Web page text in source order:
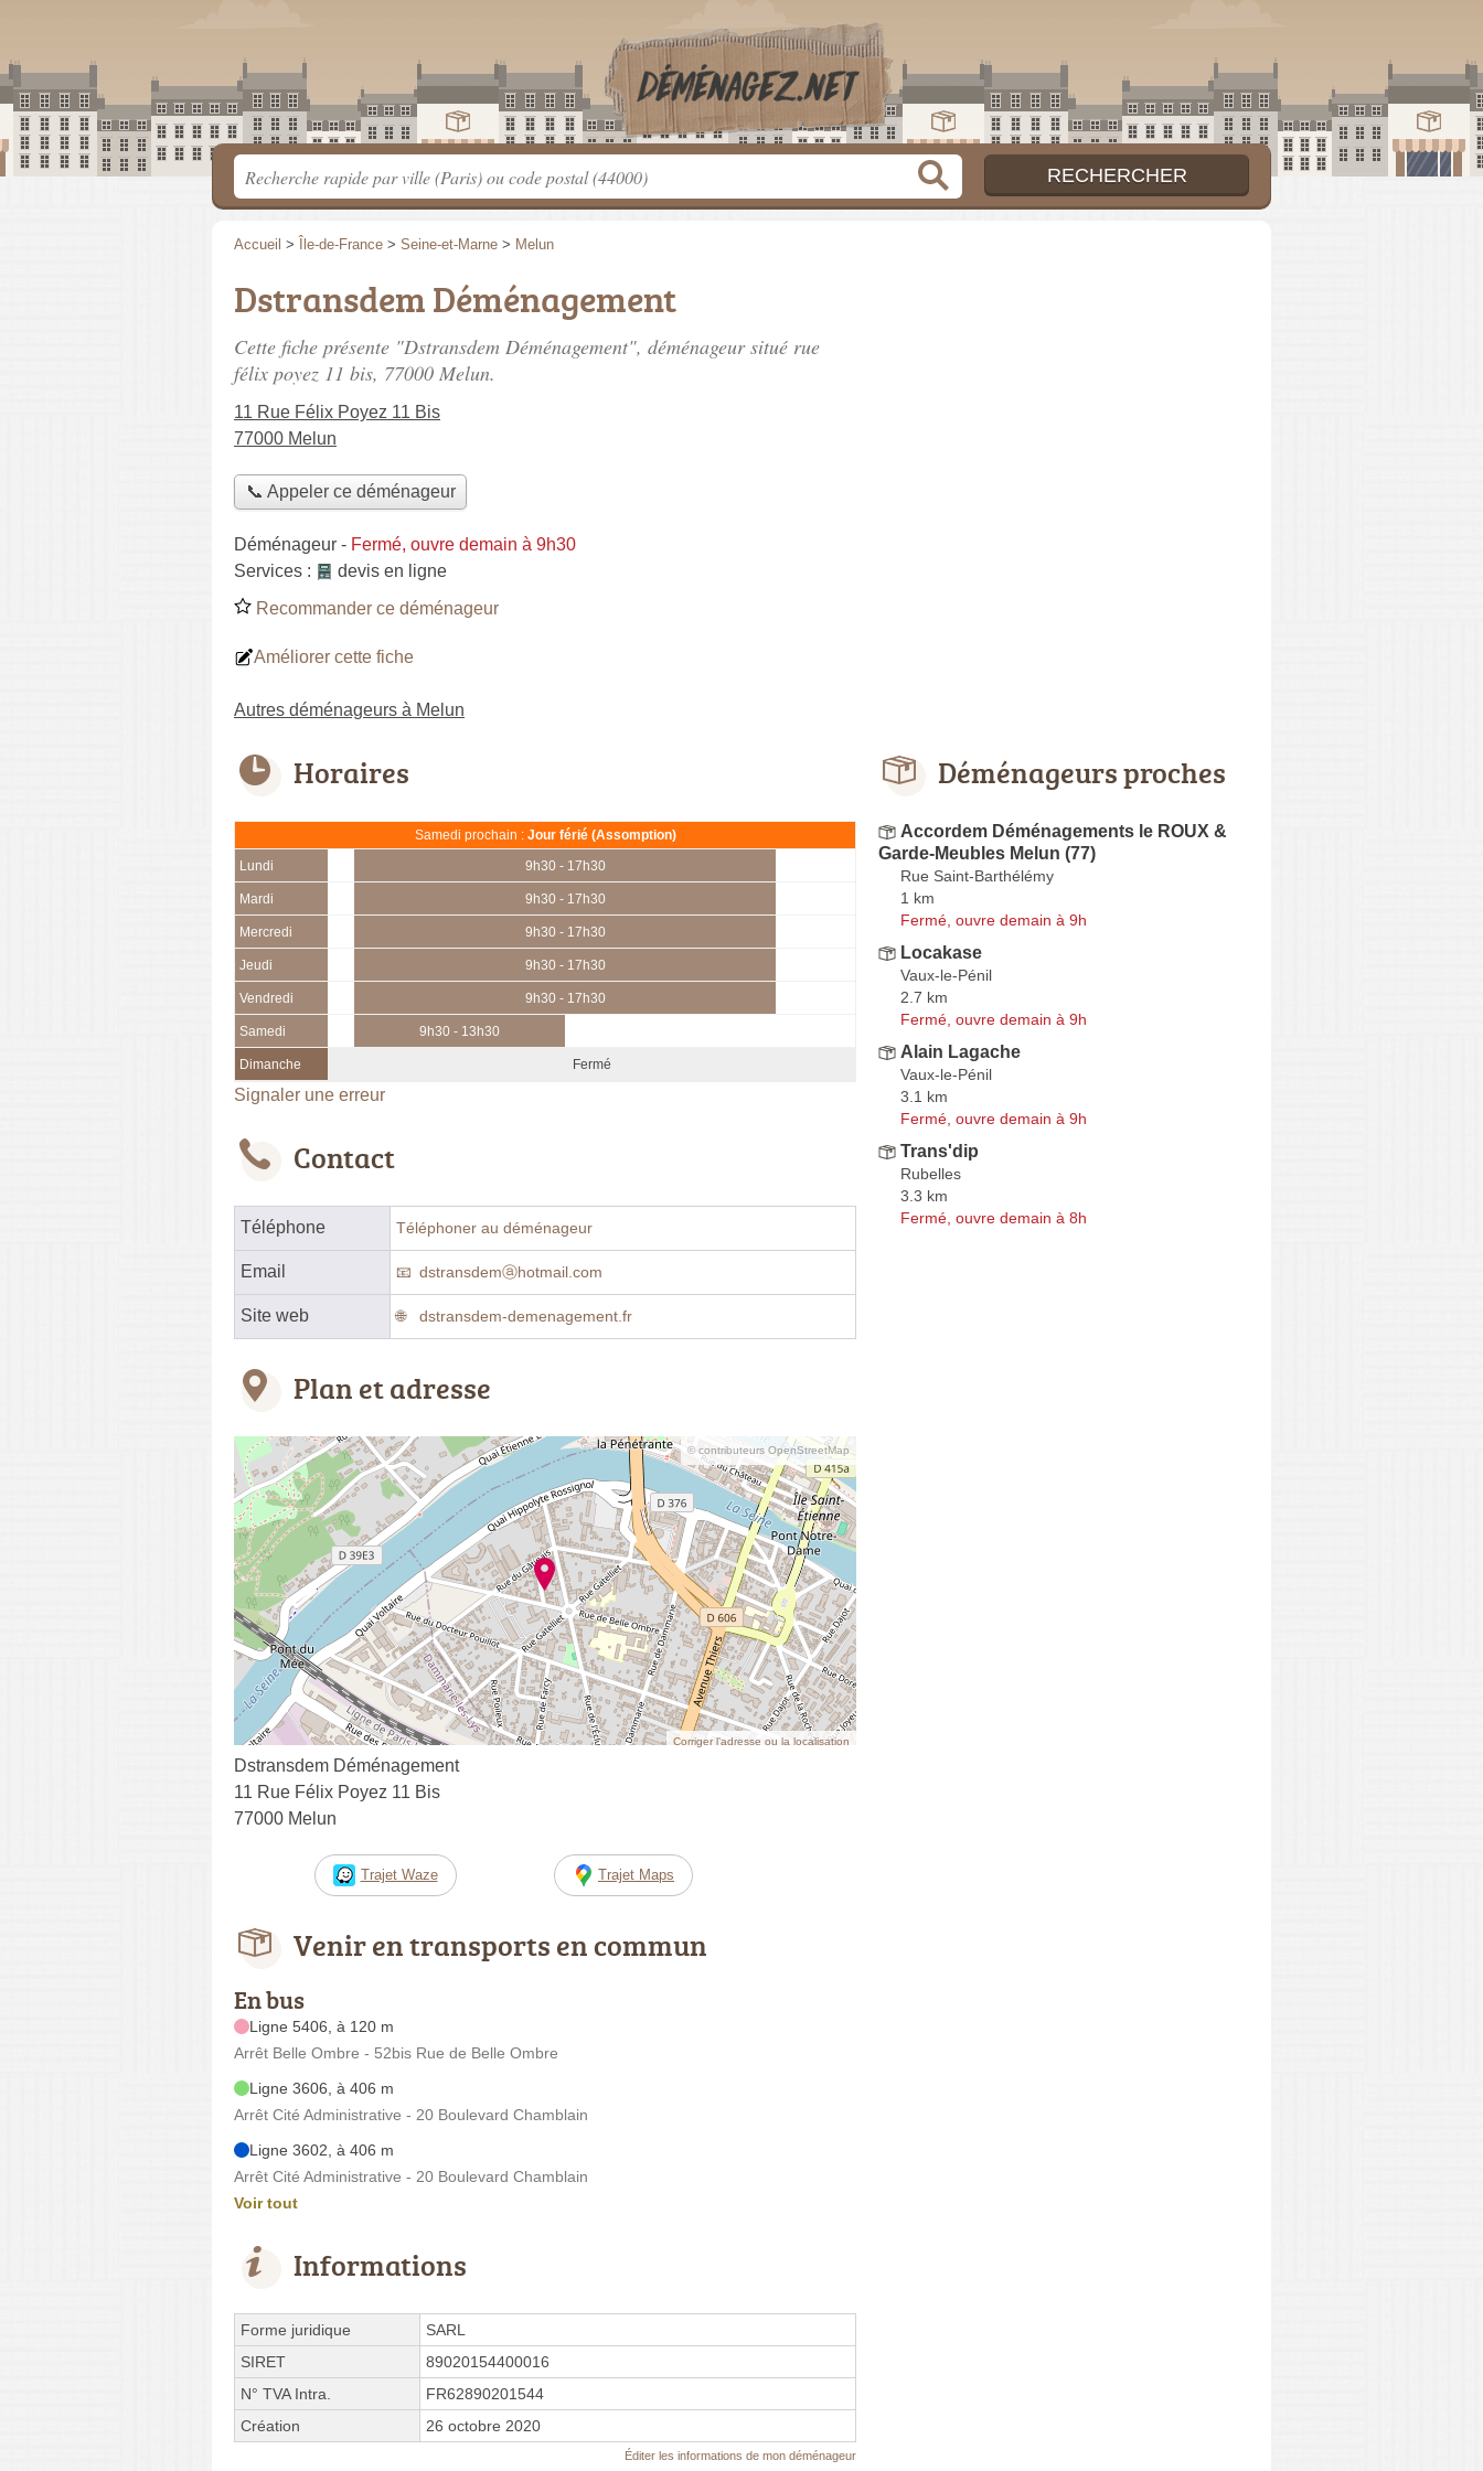
Accueil > Île-de-France > Seine-et-Marne > Melun
Dstransdem Déménagement
Cette fiche présente "Dstransdem Déménagement", déménageur situé rue
félix poyez 11 bis, 77000 Melun.
11 Rue Félix Poyez 11 Bis
77000 Melun
📞 Appeler ce déménageur
Déménageur - Fermé, ouvre demain à 9h30
Services :
devis en ligne
Recommander ce déménageur
Améliorer cette fiche
Autres déménageurs à Melun
Horaires
Samedi prochain : Jour férié (Assomption)
Lundi 9h30 - 17h30
Mardi 9h30 - 17h30
Mercredi 9h30 - 17h30
Jeudi 9h30 - 17h30
Vendredi 9h30 - 17h30
Samedi 9h30 - 13h30
Dimanche Fermé
Signaler une erreur
Contact
Téléphone Téléphoner au déménageur
Email dstransdemⓐhotmail.com
Site web dstransdem-demenagement.fr
Plan et adresse
© contributeurs OpenStreetMap
Corriger l’adresse ou la localisation
Dstransdem Déménagement
11 Rue Félix Poyez 11 Bis
77000 Melun
Trajet Waze Trajet Maps
Venir en transports en commun
En bus
Ligne 5406, à 120 m
Arrêt Belle Ombre - 52bis Rue de Belle Ombre
Ligne 3606, à 406 m
Arrêt Cité Administrative - 20 Boulevard Chamblain
Ligne 3602, à 406 m
Arrêt Cité Administrative - 20 Boulevard Chamblain
Voir tout
Informations
Forme juridique
SARL
SIRET
89020154400016
N° TVA Intra.
FR62890201544
Création
26 octobre 2020
Éditer les informations de mon déménageur
Déménageurs proches
Accordem Déménagements le ROUX &
Garde-Meubles Melun (77)
Rue Saint-Barthélémy
1 km
Fermé, ouvre demain à 9h
Locakase
Vaux-le-Pénil
2.7 km
Fermé, ouvre demain à 9h
Alain Lagache
Vaux-le-Pénil
3.1 km
Fermé, ouvre demain à 9h
Trans'dip
Rubelles
3.3 km
Fermé, ouvre demain à 8h